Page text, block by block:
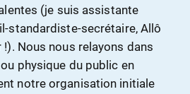
(je suis assistante
standardiste-secrétaire, Allô
Nous nous relayons dans
physique du public en
notre organisation initiale